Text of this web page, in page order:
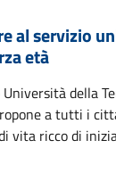
al servizio
età
della
a tutti i
vita ricco di